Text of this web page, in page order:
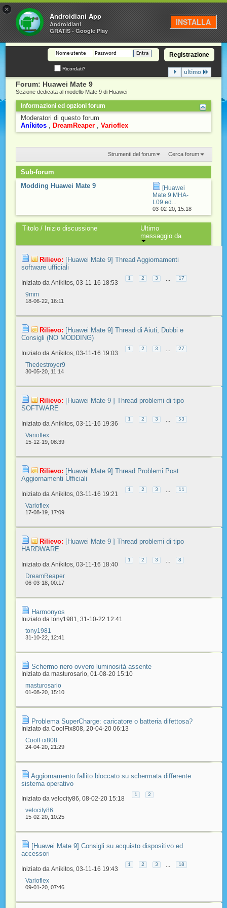
Androidiani
Registrazione
Ricordati?
ultimo
Forum: Huawei Mate 9
Sezione dedicata al modello Mate 9 di Huawei
Informazioni ed opzioni forum
Moderatori di questo forum
Aníkitos
DreamReaper Varioflex
Strumenti del forum Cerca forum
Sub-forum
Modding Huawei Mate 9
[Huawei
Mate 9 MHA-
L09 ed...
03-02-20, 15:18
Titolo / Inizio discussione
Ultimo
messaggio da
Rilievo: [Huawei Mate 9] Thread Aggiornamenti
software ufficiali
Iniziato daAníkitos‎, 03-11-16 18:53
1 2 3 ... 17
9mm
18-06-22, 16:11
Rilievo: [Huawei Mate 9] Thread di Aiuti, Dubbi e
Consigli (NO MODDING)
Iniziato daAníkitos‎, 03-11-16 19:03
1 2 3 ... 27
Thedestroyer9
30-05-20, 11:14
Rilievo: [Huawei Mate 9 ] Thread problemi di tipo
SOFTWARE
Iniziato daAníkitos‎, 03-11-16 19:36
1 2 3 ... 53
Varioflex
15-12-19, 08:39
Rilievo: [Huawei Mate 9] Thread Problemi Post
Aggiornamenti Ufficiali
Iniziato daAníkitos‎, 03-11-16 19:21
1 2 3 ... 11
Varioflex
17-08-19, 17:09
Rilievo: [Huawei Mate 9 ] Thread problemi di tipo
HARDWARE
Iniziato daAníkitos‎, 03-11-16 18:40
1 2 3 ... 8
DreamReaper
06-03-18, 00:17
Harmonyos
Iniziato datony1981‎, 31-10-22 12:41
tony1981
31-10-22, 12:41
Schermo nero ovvero luminosità assente
Iniziato damasturosario‎, 01-08-20 15:10
masturosario
01-08-20, 15:10
Problema SuperCharge: caricatore o batteria difettosa?
Iniziato daCoolFix808‎, 20-04-20 06:13
CoolFix808
24-04-20, 21:29
Aggiornamento fallito bloccato su schermata differente
sistema operativo
Iniziato davelocity86‎, 08-02-20 15:18
1 2
velocity86
15-02-20, 10:25
[Huawei Mate 9] Consigli su acquisto dispositivo ed
accessori
Iniziato daAníkitos‎, 03-11-16 19:43
1 2 3 ... 18
Varioflex
09-01-20, 07:46
×
Androidiani App
Androidiani
GRATIS - Google Play
INSTALLA